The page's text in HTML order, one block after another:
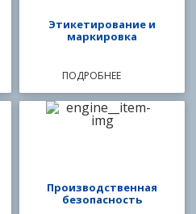
Этикетирование и
маркировка
ПОДРОБНЕЕ
Производственная
безопасность